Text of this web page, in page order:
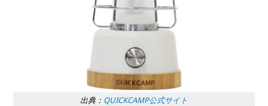
出典： QUICKCAMP公式サイト